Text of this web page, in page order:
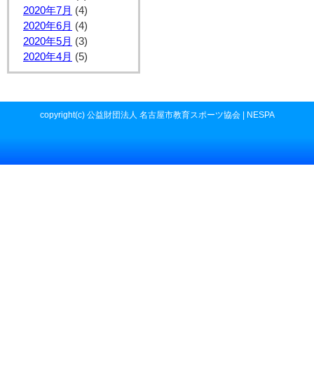
2020年7月 (4)
2020年6月 (4)
2020年5月 (3)
2020年4月 (5)
copyright(c) 公益財団法人 名古屋市教育スポーツ協会 | NESPA